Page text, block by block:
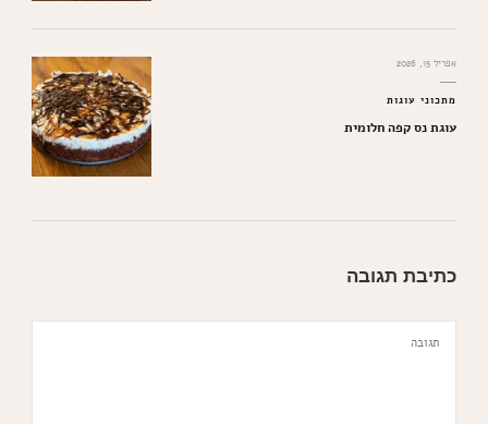
אפריל 15, 2026
מתכוני עוגות
עוגת נס קפה חלומית
כתיבת תגובה